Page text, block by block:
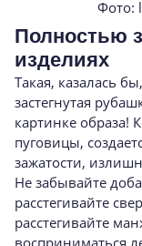
Фото:
Полностью
изделиях
Такая, казалась
застегнутая
картинке образа!
пуговицы,
зажатости,
Не забывайте
расстегивайте
расстегивайте
восприниматься